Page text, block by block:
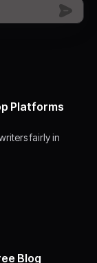
Platforms
fairly in
Blog